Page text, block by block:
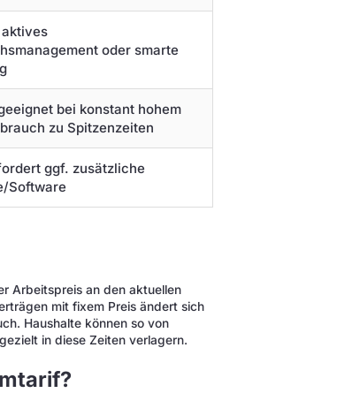
oder smarte
bei konstant hohem
zu Spitzenzeiten
ggf. zusätzliche
Software
Arbeitspreis an den aktuellen
mit fixem Preis ändert sich
Haushalte können so von
in diese Zeiten verlagern.